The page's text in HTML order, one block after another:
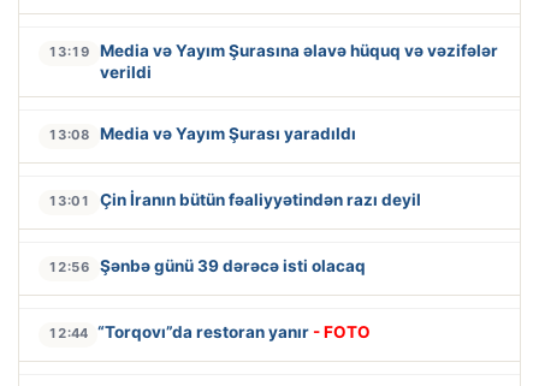
13:19
Media və Yayım Şurasına əlavə hüquq və vəzifələr
verildi
13:08 Media və Yayım Şurası yaradıldı
13:01 Çin İranın bütün fəaliyyətindən razı deyil
12:56 Şənbə günü 39 dərəcə isti olacaq
12:44 “Torqovı”da restoran yanır - FOTO